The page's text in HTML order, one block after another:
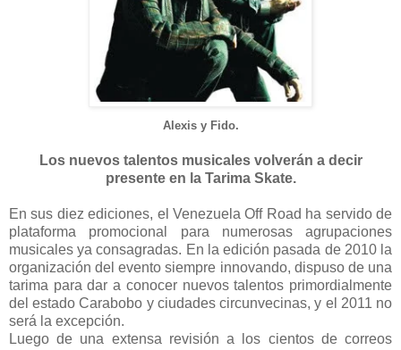
Alexis y Fido.
Los nuevos talentos musicales volverán a decir
presente en la Tarima Skate.
En sus diez ediciones, el Venezuela Off Road ha servido de
plataforma promocional para numerosas agrupaciones
musicales ya consagradas. En la edición pasada de 2010 la
organización del evento siempre innovando, dispuso de una
tarima para dar a conocer nuevos talentos primordialmente
del estado Carabobo y ciudades circunvecinas, y el 2011 no
será la excepción.
Luego de una extensa revisión a los cientos de correos